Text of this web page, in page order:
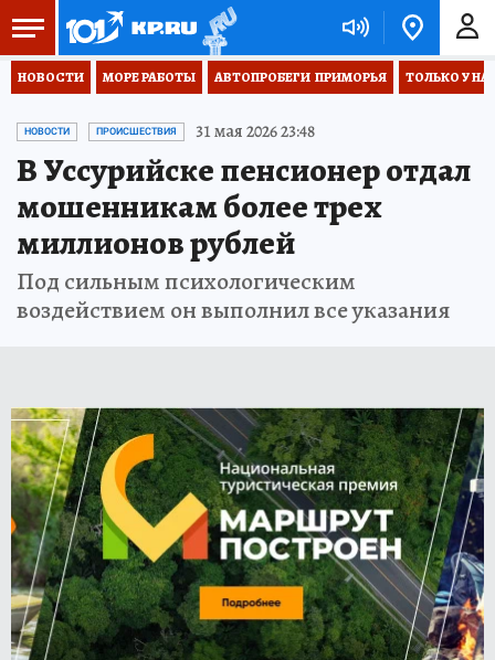
НОВОСТИ МОРЕ РАБОТЫ АВТОПРОБЕГИ  ПРИМОРЬЯ ТОЛЬКО У
НОВОСТИ ПРОИСШЕСТВИЯ 31 мая 2026 23:48
В Уссурийске пенсионер отдал
мошенникам более трех
миллионов рублей
Под сильным психологическим
воздействием он выполнил все указания